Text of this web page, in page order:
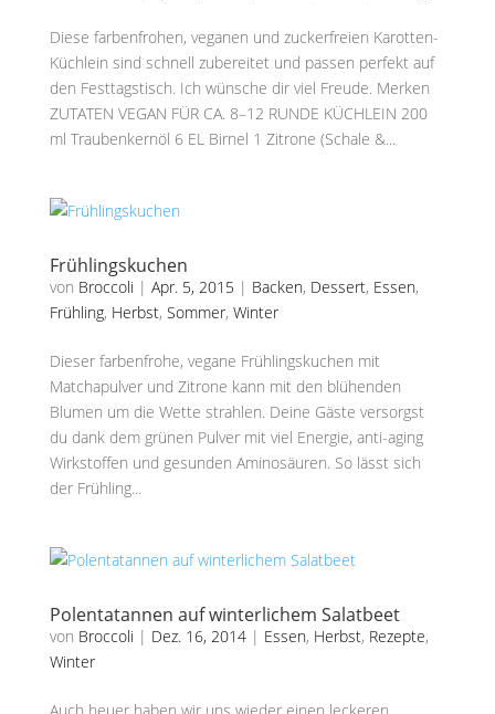
Diese farbenfrohen, veganen und zuckerfreien Karotten-
Küchlein sind schnell zubereitet und passen perfekt auf
den Festtagstisch. Ich wünsche dir viel Freude. Merken
ZUTATEN VEGAN FÜR CA. 8–12 RUNDE KÜCHLEIN 200
ml Traubenkernöl 6 EL Birnel 1 Zitrone (Schale &...
Frühlingskuchen
von Broccoli | Apr. 5, 2015 | Backen, Dessert, Essen,
Frühling, Herbst, Sommer, Winter
Dieser farbenfrohe, vegane Frühlingskuchen mit
Matchapulver und Zitrone kann mit den blühenden
Blumen um die Wette strahlen. Deine Gäste versorgst
du dank dem grünen Pulver mit viel Energie, anti-aging
Wirkstoffen und gesunden Aminosäuren. So lässt sich
der Frühling...
Polentatannen auf winterlichem Salatbeet
von Broccoli | Dez. 16, 2014| Essen, Herbst, Rezepte,
Winter